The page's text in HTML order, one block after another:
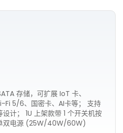
存储，可扩展 IoT 卡、
Fi 5/6、国密卡、AI卡等； 支持
计； 1U 上架款带 1 个开关机按
双电源 (25W/40W/60W)